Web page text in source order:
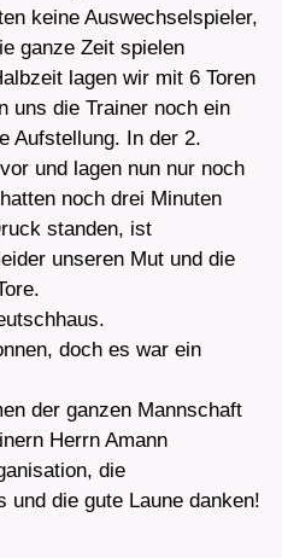
keine Auswechselspieler,
ganze Zeit spielen
lagen wir mit 6 Toren
uns die Trainer noch ein
Aufstellung. In der 2.
und lagen nun nur noch
noch drei Minuten
standen, ist
unseren Mut und die
doch es war ein
der ganzen Mannschaft
Herrn Amann
die
und die gute Laune danken!